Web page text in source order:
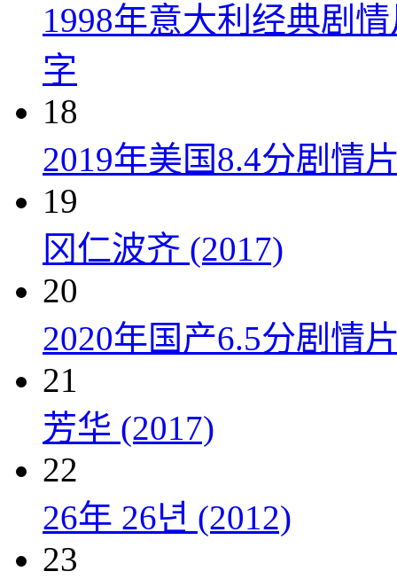
1998年意大利经典剧
字
18
2019年美国8.4分剧情
19
冈仁波齐 (2017)
20
2020年国产6.5分剧情
21
芳华 (2017)
22
26年 26년 (2012)
23